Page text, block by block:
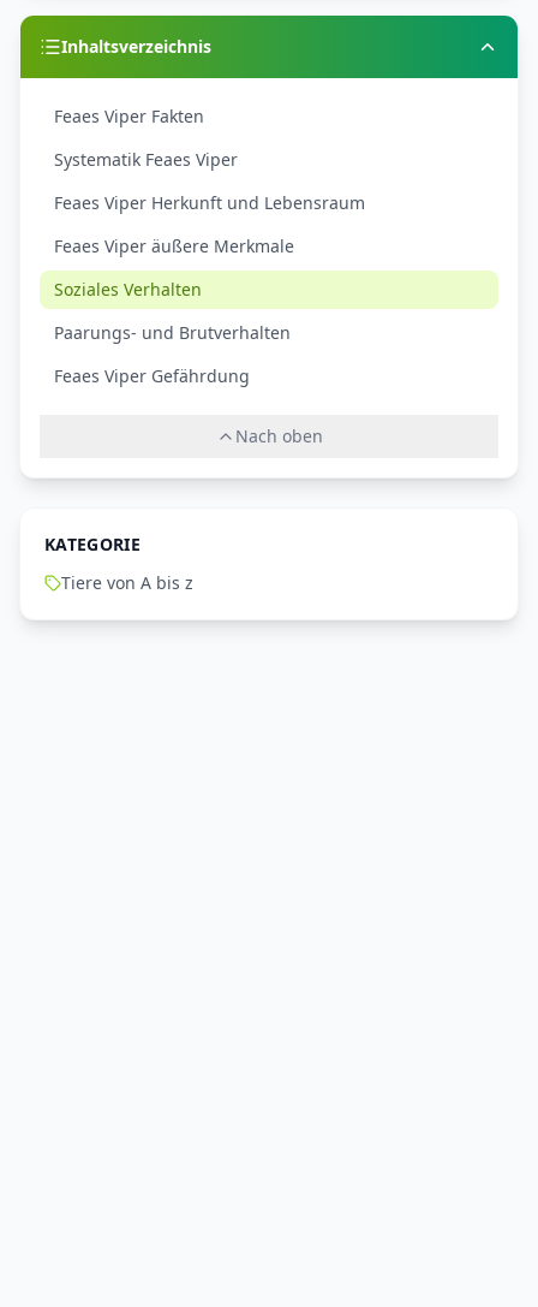
Inhaltsverzeichnis
Feaes Viper Fakten
Systematik Feaes Viper
Feaes Viper Herkunft und Lebensraum
Feaes Viper äußere Merkmale
Soziales Verhalten
Paarungs- und Brutverhalten
Feaes Viper Gefährdung
Nach oben
KATEGORIE
Tiere von A bis z